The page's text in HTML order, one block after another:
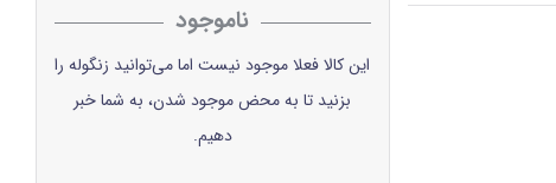
ناموجود
این کالا فعلا موجود نیست اما می‌توانید زنگوله را
بزنید تا به محض موجود شدن، به شما خبر
دهیم.